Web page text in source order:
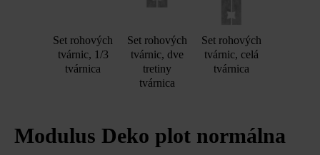
Set rohových
tvárnic, 1/3
tvárnica
Set rohových
tvárnic, dve
tretiny
tvárnica
Set rohových
tvárnic, celá
tvárnica
Modulus Deko plot normálna